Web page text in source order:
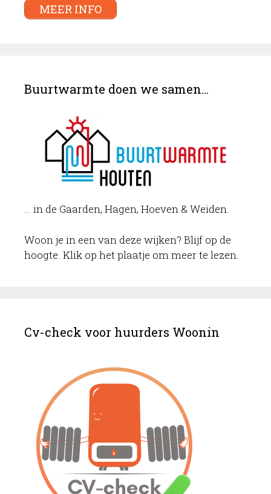
MEER INFO
Buurtwarmte doen we samen…
… in de Gaarden, Hagen, Hoeven & Weiden.
Woon je in een van deze wijken? Blijf op de
hoogte. Klik op het plaatje om meer te lezen.
Cv-check voor huurders Woonin